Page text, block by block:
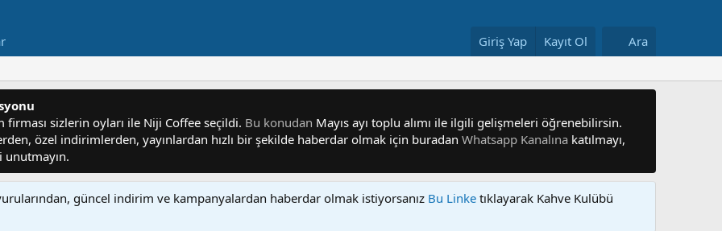
Giriş Yap Kayıt Ol Ara
firması sizlerin oyları ile Niji Coffee seçildi. Bu konudan Mayıs ayı toplu alımı ile ilgili gelişmeleri öğrenebilirsin.
özel indirimlerden, yayınlardan hızlı bir şekilde haberdar olmak için buradan Whatsapp Kanalına katılmayı,
güncel indirim ve kampanyalardan haberdar olmak istiyorsanız Bu Linke tıklayarak Kahve Kulübü